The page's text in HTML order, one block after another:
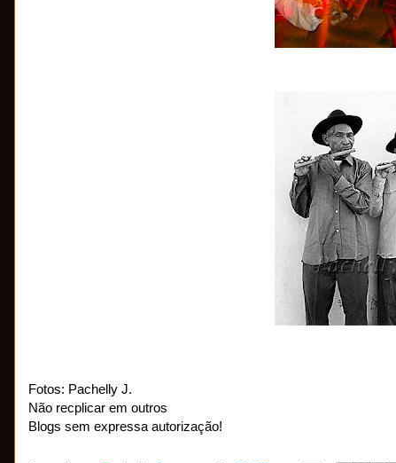
Fotos: Pachelly J.
Não recplicar em outros
Blogs sem expressa autorização!